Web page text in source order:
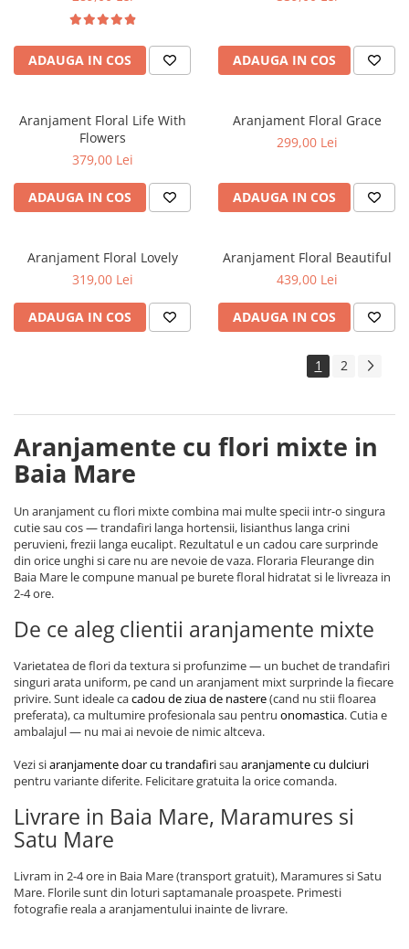
ADAUGA IN COS ADAUGA IN COS
Aranjament Floral Life With
Flowers
379,00 Lei
ADAUGA IN COS
Aranjament Floral Grace
299,00 Lei
ADAUGA IN COS
Aranjament Floral Lovely
319,00 Lei
ADAUGA IN COS
Aranjament Floral Beautiful
439,00 Lei
ADAUGA IN COS
1 2
Aranjamente cu flori mixte in
Baia Mare
Un aranjament cu flori mixte combina mai multe specii intr-o singura
cutie sau cos — trandafiri langa hortensii, lisianthus langa crini
peruvieni, frezii langa eucalipt. Rezultatul e un cadou care surprinde
din orice unghi si care nu are nevoie de vaza. Floraria Fleurange din
Baia Mare le compune manual pe burete floral hidratat si le livreaza in
2-4 ore.
De ce aleg clientii aranjamente mixte
Varietatea de flori da textura si profunzime — un buchet de trandafiri
singuri arata uniform, pe cand un aranjament mixt surprinde la fiecare
privire. Sunt ideale cacadou de ziua de nastere(cand nu stii floarea
preferata), ca multumire profesionala sau pentru onomastica. Cutia e
ambalajul — nu mai ai nevoie de nimic altceva.
Vezi siaranjamente doar cu trandafirisau aranjamente cu dulciuri
pentru variante diferite. Felicitare gratuita la orice comanda.
Livrare in Baia Mare, Maramures si
Satu Mare
Livram in 2-4 ore in Baia Mare (transport gratuit), Maramures si Satu
Mare. Florile sunt din loturi saptamanale proaspete. Primesti
fotografie reala a aranjamentului inainte de livrare.